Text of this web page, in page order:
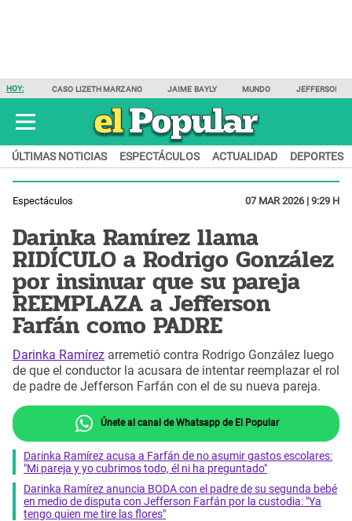
HOY: CASO LIZETH MARZANO JAIME BAYLY MUNDO JEFFERSON
ÚLTIMAS NOTICIAS ESPECTÁCULOS ACTUALIDAD DEPORTES
Espectáculos 07 MAR 2026 | 9:29 H
Darinka Ramírez llama
RIDÍCULO a Rodrigo González
por insinuar que su pareja
REEMPLAZA a Jefferson
Farfán como PADRE
Darinka Ramírez arremetió contra Rodrigo González luego
de que el conductor la acusara de intentar reemplazar el rol
de padre de Jefferson Farfán con el de su nueva pareja.
Únete al canal de Whatsapp de El Popular
Darinka Ramírez acusa a Farfán de no asumir gastos escolares:
"Mi pareja y yo cubrimos todo, él ni ha preguntado"
Darinka Ramírez anuncia BODA con el padre de su segunda bebé
en medio de disputa con Jefferson Farfán por la custodia: "Ya
tengo quien me tire las flores"